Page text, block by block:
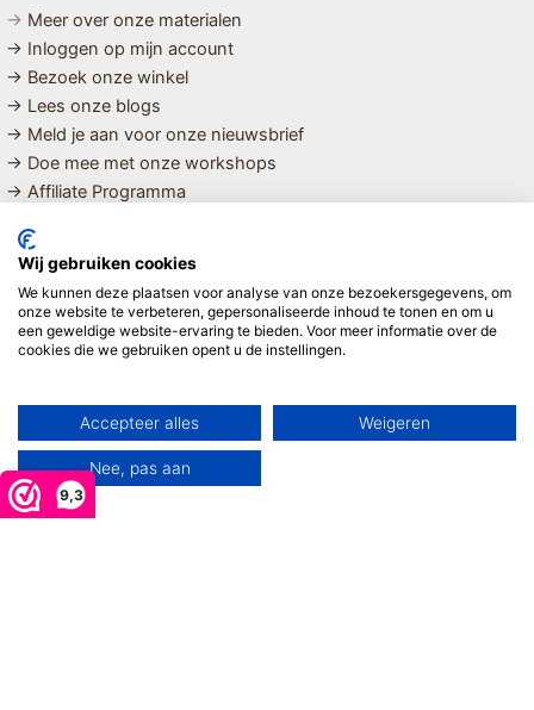
9,3
→ Meer over onze materialen
→ Inloggen op mijn account
→ Bezoek onze winkel
→ Lees onze blogs
→ Meld je aan voor onze nieuwsbrief
→ Doe mee met onze workshops
→ Affiliate Programma
MET LIEFDE SAMENGESTELDE
BIOLOGISCHE EN DUURZAME PRODUCTEN VOOR HET HELE
GEZIN
Wij gebruiken cookies
We kunnen deze plaatsen voor analyse van onze bezoekersgegevens, om
onze website te verbeteren, gepersonaliseerde inhoud te tonen en om u
een geweldige website-ervaring te bieden. Voor meer informatie over de
cookies die we gebruiken opent u de instellingen.
Accepteer alles Weigeren
Nee, pas aan